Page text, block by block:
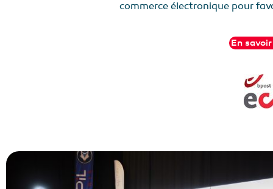
commerce électronique pour
En